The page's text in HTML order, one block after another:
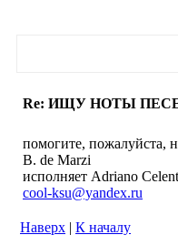
Re: ИЩУ НОТЫ
помогите, пожалуйста,
B. de Marzi
исполняет Adriano
cool-ksu@yandex.ru
Наверх | К началу